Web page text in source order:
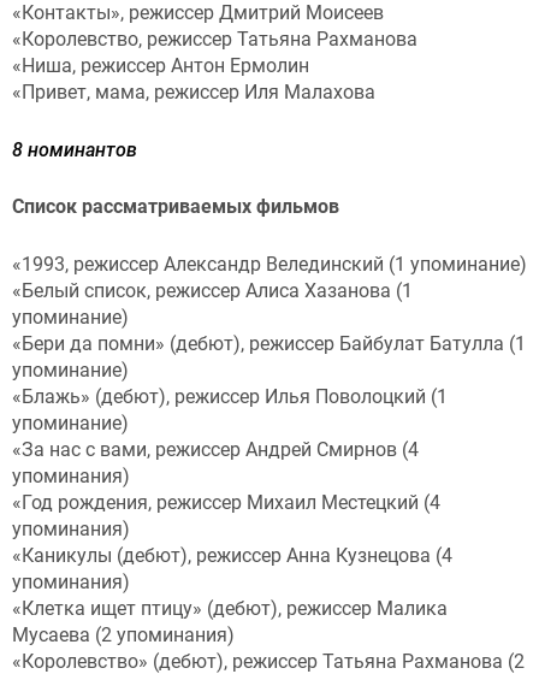
«Контакты», режиссер Дмитрий Моисеев
«Королевство, режиссер Татьяна Рахманова
«Ниша, режиссер Антон Ермолин
«Привет, мама, режиссер Иля Малахова
8 номинантов
Список рассматриваемых фильмов
«1993, режиссер Александр Велединский (1 упоминание)
«Белый список, режиссер Алиса Хазанова (1
упоминание)
«Бери да помни» (дебют), режиссер Байбулат Батулла (1
упоминание)
«Блажь» (дебют), режиссер Илья Поволоцкий (1
упоминание)
«За нас с вами, режиссер Андрей Смирнов (4
упоминания)
«Год рождения, режиссер Михаил Местецкий (4
упоминания)
«Каникулы (дебют), режиссер Анна Кузнецова (4
упоминания)
«Клетка ищет птицу» (дебют), режиссер Малика
Мусаева (2 упоминания)
«Королевство» (дебют), режиссер Татьяна Рахманова (2